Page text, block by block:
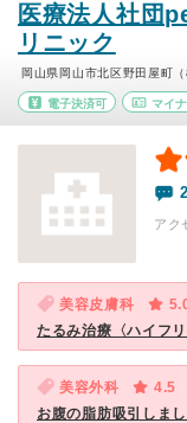
医療法人社団
リニック
岡山県岡山市北区野田屋町
電子決済可 マイ
アク
美容皮膚科
たるみ治療〈ハイフリ
美容外科
4.5
お腹の脂肪吸引しま